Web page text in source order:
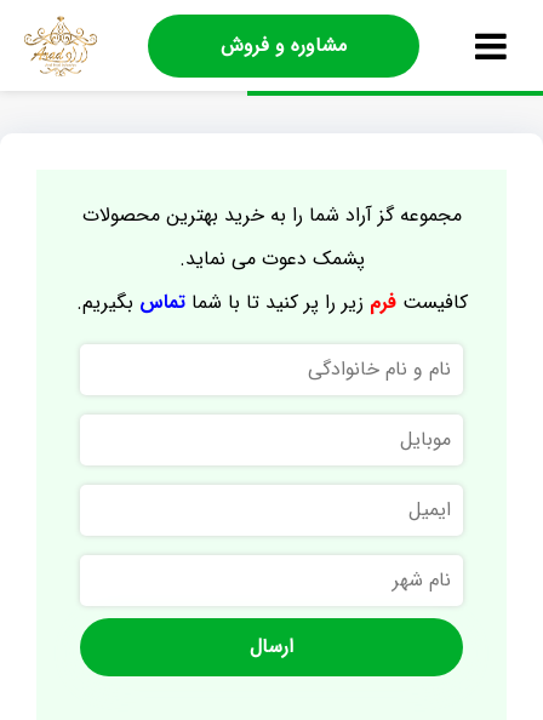
مشاوره و فروش
مجموعه گز آراد شما را به خرید بهترین محصولات
پشمک دعوت می نماید.
کافیستفرم زیر را پر کنید تا با شماتماس بگیریم.
نام
و
نام
خانوادگی
موبایل
ایمیل
نام
شهر